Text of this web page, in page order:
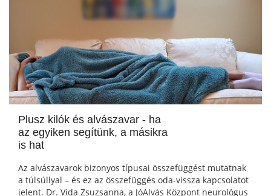
Plusz kilók és alvászavar - ha
az egyiken segítünk, a másikra
is hat
Az alvászavarok bizonyos típusai összefüggést mutatnak
a túlsúllyal – és ez az összefüggés oda-vissza kapcsolatot
jelent. Dr. Vida Zsuzsanna, a JóAlvás Központ neurológus